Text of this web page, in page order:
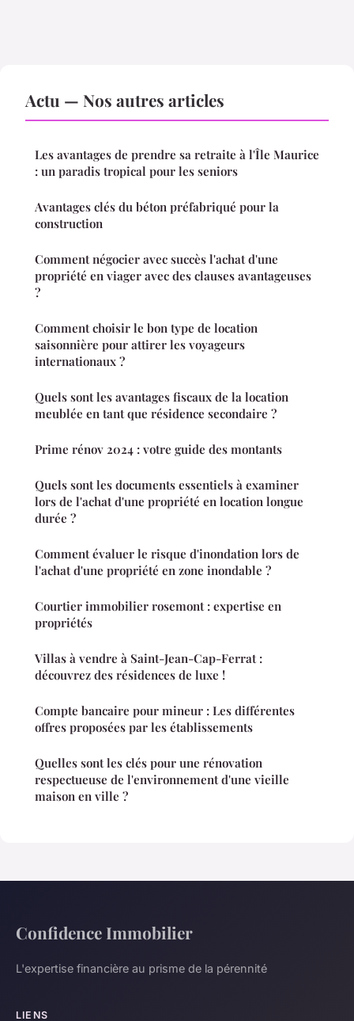
Actu — Nos autres articles
Les avantages de prendre sa retraite à l'Île Maurice
: un paradis tropical pour les seniors
Avantages clés du béton préfabriqué pour la
construction
Comment négocier avec succès l'achat d'une
propriété en viager avec des clauses avantageuses
?
Comment choisir le bon type de location
saisonnière pour attirer les voyageurs
internationaux ?
Quels sont les avantages fiscaux de la location
meublée en tant que résidence secondaire ?
Prime rénov 2024 : votre guide des montants
Quels sont les documents essentiels à examiner
lors de l'achat d'une propriété en location longue
durée ?
Comment évaluer le risque d'inondation lors de
l'achat d'une propriété en zone inondable ?
Courtier immobilier rosemont : expertise en
propriétés
Villas à vendre à Saint-Jean-Cap-Ferrat :
découvrez des résidences de luxe !
Compte bancaire pour mineur : Les différentes
offres proposées par les établissements
Quelles sont les clés pour une rénovation
respectueuse de l'environnement d'une vieille
maison en ville ?
Confidence Immobilier
L'expertise financière au prisme de la pérennité
LIENS